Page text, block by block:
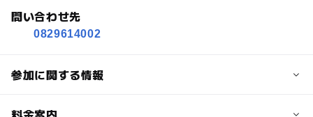
問い合わせ先
0829614002
参加に関する情報
定員